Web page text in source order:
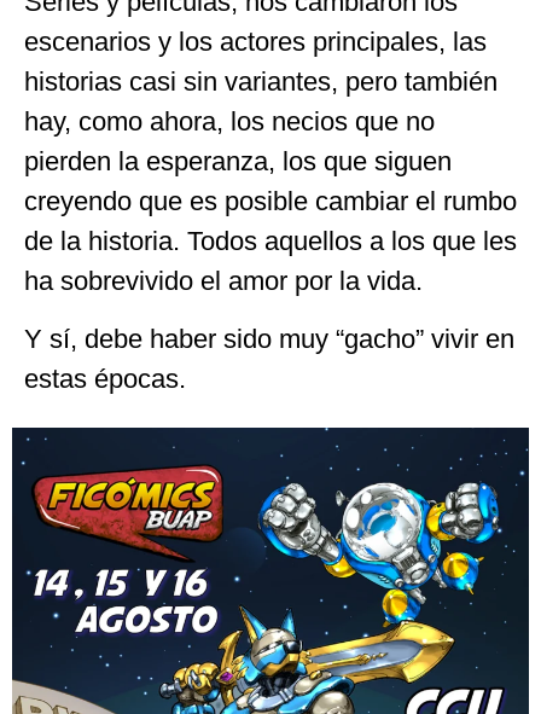
escenarios y los actores principales, las
historias casi sin variantes, pero también
hay, como ahora, los necios que no
pierden la esperanza, los que siguen
creyendo que es posible cambiar el rumbo
de la historia. Todos aquellos a los que les
ha sobrevivido el amor por la vida.
Y sí, debe haber sido muy “gacho” vivir en
estas épocas.